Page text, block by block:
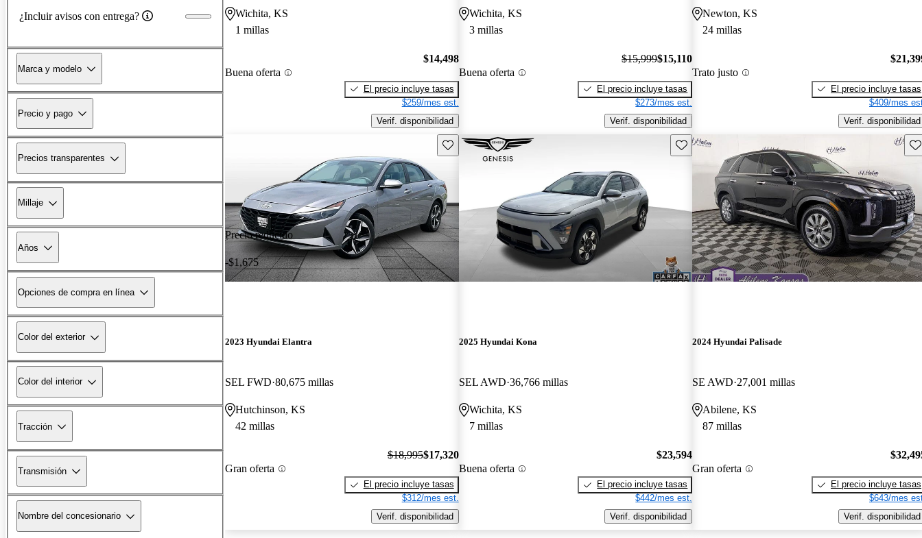
¿Incluir avisos con entrega?
Marca y modelo
Precio y pago
Precios transparentes
Millaje
Años
Opciones de compra en línea
Color del exterior
Color del interior
Tracción
Transmisión
Nombre del concesionario
Wichita, KS
1 millas
Buena oferta
$14,498
El precio incluye tasas
$259/mes est.
Verif. disponibilidad
Wichita, KS
3 millas
Buena oferta
$15,999$15,110
El precio incluye tasas
$273/mes est.
Verif. disponibilidad
Newton, KS
24 millas
Trato justo
El precio incluye tasas
$409/mes
Verif. disponibilidad
Precio reducido
-$1,675
Guarda este Aviso
2023 Hyundai Elantra
SEL FWD 80,675 millas
Hutchinson, KS
42 millas
Gran oferta
$18,995$17,320
El precio incluye tasas
$312/mes est.
Verif. disponibilidad
Guarda este Aviso
2025 Hyundai Kona
SEL AWD 36,766 millas
Wichita, KS
7 millas
Buena oferta
$23,594
El precio incluye tasas
$442/mes est.
Verif. disponibilidad
2024 Hyundai Palisade
SE AWD 27,001 millas
Abilene, KS
87 millas
Gran oferta
El precio incluye tasas
$643/mes
Verif. disponibilidad